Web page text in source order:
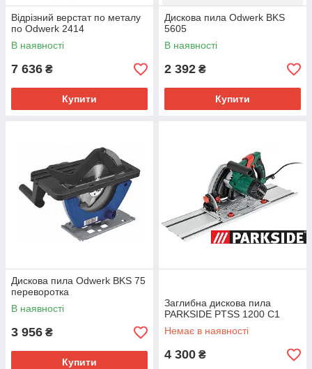
Відрізний верстат по металу
по Odwerk 2414
В наявності
7 636 ₴
Купити
Дискова пила Odwerk BKS
5605
В наявності
2 392 ₴
Купити
Дискова пила Odwerk BKS 75
переворотка
В наявності
3 956 ₴
Купити
Заглибна дискова пила
PARKSIDE PTSS 1200 C1
Немає в наявності
4 300 ₴